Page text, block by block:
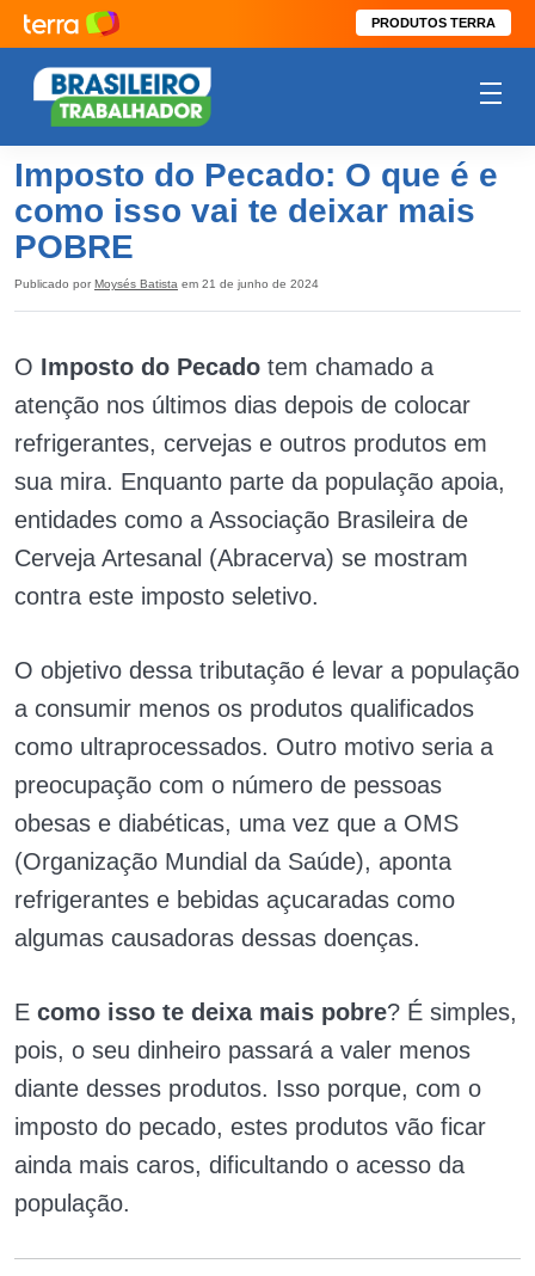
PRODUTOS TERRA
Imposto do Pecado: O que é e
como isso vai te deixar mais
POBRE
Publicado por Moysés Batista em 21 de junho de 2024
O Imposto do Pecado tem chamado a
atenção nos últimos dias depois de colocar
refrigerantes, cervejas e outros produtos em
sua mira. Enquanto parte da população apoia,
entidades como a Associação Brasileira de
Cerveja Artesanal (Abracerva) se mostram
contra este imposto seletivo.
O objetivo dessa tributação é levar a população
a consumir menos os produtos qualificados
como ultraprocessados. Outro motivo seria a
preocupação com o número de pessoas
obesas e diabéticas, uma vez que a OMS
(Organização Mundial da Saúde), aponta
refrigerantes e bebidas açucaradas como
algumas causadoras dessas doenças.
E como isso te deixa mais pobre? É simples,
pois, o seu dinheiro passará a valer menos
diante desses produtos. Isso porque, com o
imposto do pecado, estes produtos vão ficar
ainda mais caros, dificultando o acesso da
população.